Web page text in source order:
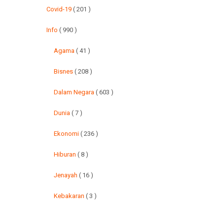
Covid-19 ( 201 )
Info ( 990 )
Agama ( 41 )
Bisnes ( 208 )
Dalam Negara ( 603 )
Dunia ( 7 )
Ekonomi ( 236 )
Hiburan ( 8 )
Jenayah ( 16 )
Kebakaran ( 3 )